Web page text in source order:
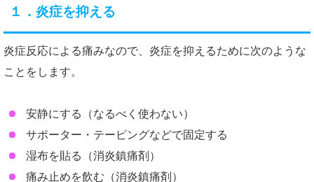
１．炎症を抑える
炎症反応による痛みなので、炎症を抑えるために次のような
ことをします。
安静にする（なるべく使わない）
サポーター・テーピングなどで固定する
湿布を貼る（消炎鎮痛剤）
痛み止めを飲む（消炎鎮痛剤）